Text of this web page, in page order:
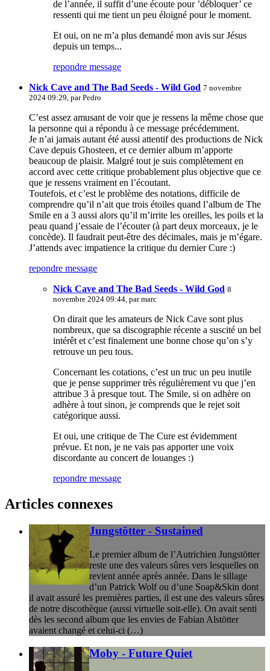
de l’année, il suffit d’une écoute pour ’débloquer’ ce
ressenti qui me tient un peu éloigné pour le moment.
Et oui, on ne m’a plus demandé mon avis sur Jésus
depuis un temps...
repondre message
Nick Cave and The Bad Seeds - Wild God 7 novembre
2024 09:29, parPedro
C’est assez amusant de voir que je ressens la même chose que
la personne qui a répondu à ce message précédemment.
Je n’ai jamais autant été aussi attentif des productions de Nick
Cave depuis Ghosteen, et ce dernier album m’apporte
beaucoup de plaisir. Malgré tout je suis complètement en
accord avec cette critique probablement plus objective que ce
que je ressens vraiment en l’écoutant.
Toutefois, et c’est le problème des notations, difficile de
comprendre qu’il n’ait que trois étoiles quand l’album de The
Smile en a 3 aussi alors qu’il m’irrite les oreilles, les poils et la
peau quand j’essaie de l’écouter (à part deux morceaux, je le
concède). Il faudrait peut-être des décimales, mais je m’égare.
J’attends avec impatience la critique du dernier Cure :)
repondre message
Nick Cave and The Bad Seeds - Wild God 8
novembre 2024 09:44, parmarc
On dirait que les amateurs de Nick Cave sont plus
nombreux, que sa discographie récente a suscité un bel
intérêt et c’est finalement une bonne chose qu’on s’y
retrouve un peu tous.
Concernant les cotations, c’est un truc un peu inutile
que je pense supprimer très régulièrement vu que j’en
attribue 3 à presque tout. The Smile, si on adhère on
adhère à tout sinon, je comprends que le rejet soit
catégorique aussi.
Et oui, une critique de The Cure est évidemment
prévue. Et non, je ne vais pas apporter une voix
discordante au concert de louanges :)
repondre message
Articles connexes
Jungstötter - Sustained
Le premier album de l’Autrichien Jungstötter
reste une des valeurs sûres vers lesquelles on
revient année après année. Dans le sillage
d’un Patrick Wolf ou d’une Soap&Skin dont
il avait assuré les premières parties, il est une des valeurs sûres
de notre discothèque (aussi virtuelle soit-elle). On avait senti
dès les second album que les envies de Fabian Alstötter
avaient changé et celui-ci (…)
Moby - Future Quiet